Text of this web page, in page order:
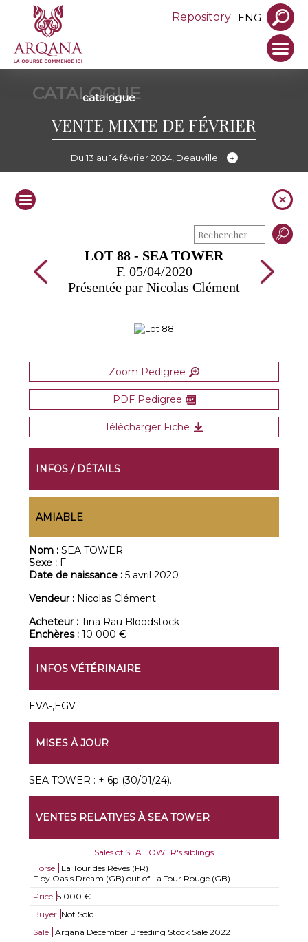
Repository ENG
CATALOGUE
catalogue
VENTE MIXTE DE FÉVRIER
Du 13 au 14 février 2024, Deauville
LOT 88 - SEA TOWER
F. 05/04/2020
Présentée par Nicolas Clément
Zoom Pedigree
PDF Pedigree
Télécharger Fiche
INFOS / DÉTAILS
AMIABLE
Nom :SEA TOWER
Sexe : F.
Date de naissance :5 avril 2020
Vendeur : Nicolas Clément
Acheteur :Tina Rau Bloodstock
Enchères :10 000 €
INFOS VÉTÉRINAIRE
EVA-,EGV
MISES À JOUR
SEA TOWER : + 6p (30/01/24).
VENTES RELATIVES À SEA TOWER
Sales of SEA TOWER's siblings
Horse
La Tour des Reves (FR)
F by Oasis Dream (GB) out of La Tour Rouge (GB)
Price 5.000 €
Buyer Not Sold
Sale
Arqana December Breeding Stock Sale 2022